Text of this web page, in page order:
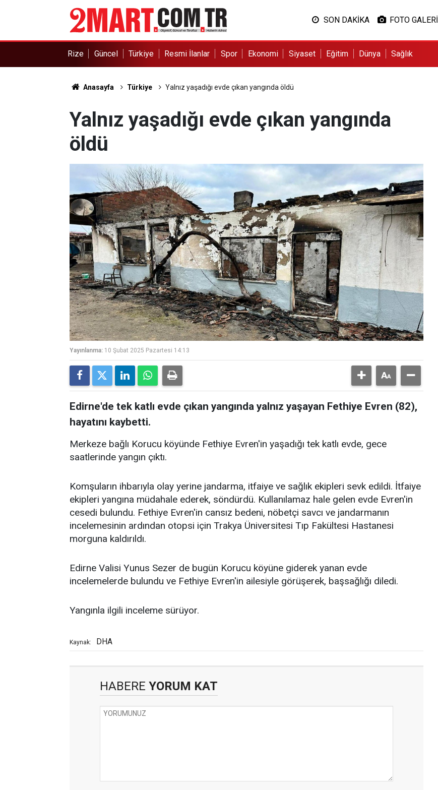
SON DAKİKA FOTO GALERİ
Rize Güncel Türkiye Resmi İlanlar Spor Ekonomi Siyaset Eğitim Dünya Sağlık
Anasayfa Türkiye Yalnız yaşadığı evde çıkan yangında öldü
Yalnız yaşadığı evde çıkan yangında
öldü
Yayınlanma: 10 Şubat 2025 Pazartesi 14:13
Edirne'de tek katlı evde çıkan yangında yalnız yaşayan Fethiye Evren (82),
hayatını kaybetti.
Merkeze bağlı Korucu köyünde Fethiye Evren'in yaşadığı tek katlı evde, gece
saatlerinde yangın çıktı.
Komşuların ihbarıyla olay yerine jandarma, itfaiye ve sağlık ekipleri sevk edildi. İtfaiye
ekipleri yangına müdahale ederek, söndürdü. Kullanılamaz hale gelen evde Evren'in
cesedi bulundu. Fethiye Evren'in cansız bedeni, nöbetçi savcı ve jandarmanın
incelemesinin ardından otopsi için Trakya Üniversitesi Tıp Fakültesi Hastanesi
morguna kaldırıldı.
Edirne Valisi Yunus Sezer de bugün Korucu köyüne giderek yanan evde
incelemelerde bulundu ve Fethiye Evren'in ailesiyle görüşerek, başsağlığı diledi.
Yangınla ilgili inceleme sürüyor.
Kaynak: DHA
HABERE YORUM KAT